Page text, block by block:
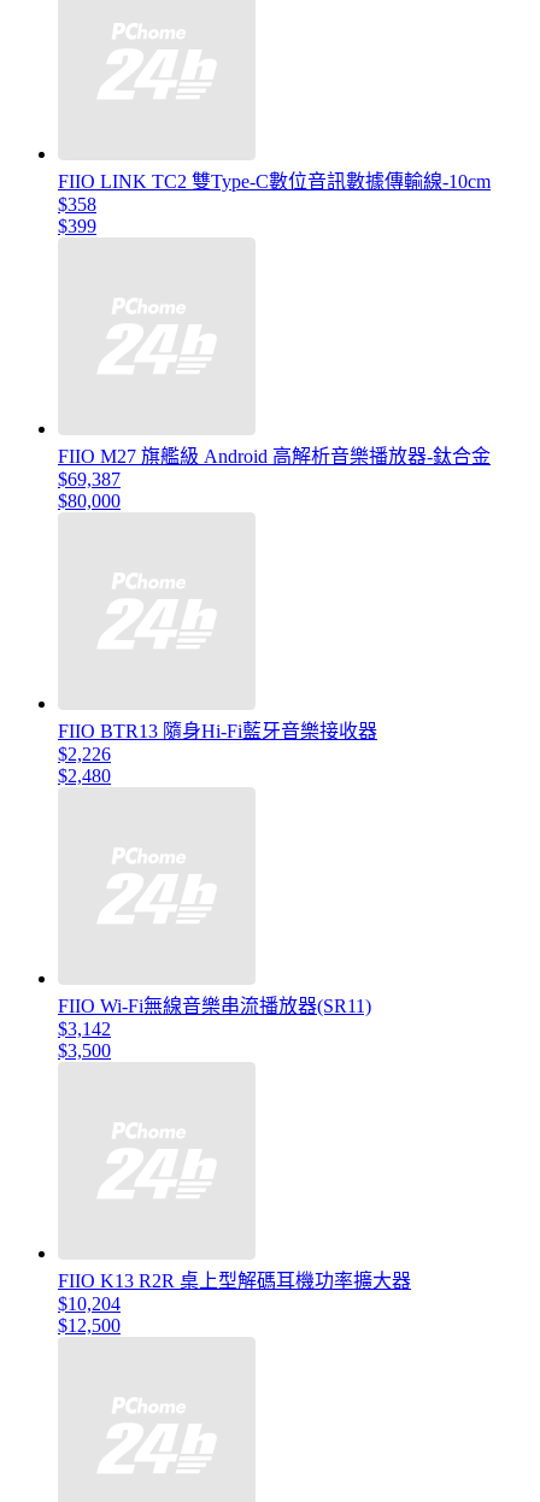
FIIO LINK TC2 雙Type-C數位音訊數據傳輸線-10cm
$358
$399
FIIO M27 旗艦級 Android 高解析音樂播放器-鈦合金
$69,387
$80,000
FIIO BTR13 隨身Hi-Fi藍牙音樂接收器
$2,226
$2,480
FIIO Wi-Fi無線音樂串流播放器(SR11)
$3,142
$3,500
FIIO K13 R2R 桌上型解碼耳機功率擴大器
$10,204
$12,500